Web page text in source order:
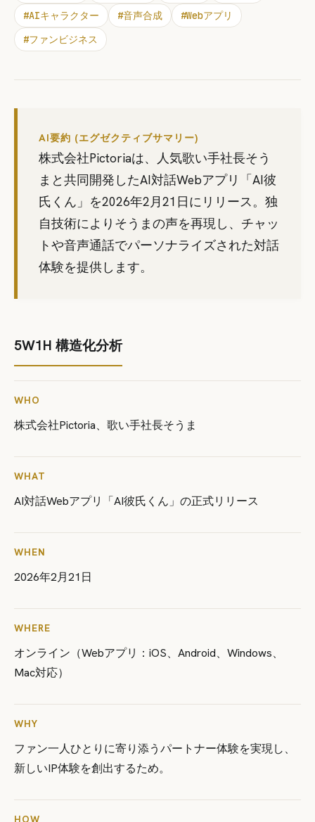
#AIキャラクター #音声合成 #Webアプリ
#ファンビジネス
AI要約 (エグゼクティブサマリー)
株式会社Pictoriaは、人気歌い手社長そう
まと共同開発したAI対話Webアプリ「AI彼
氏くん」を2026年2月21日にリリース。独
自技術によりそうまの声を再現し、チャッ
トや音声通話でパーソナライズされた対話
体験を提供します。
5W1H 構造化分析
WHO
株式会社Pictoria、歌い手社長そうま
WHAT
AI対話Webアプリ「AI彼氏くん」の正式リリース
WHEN
2026年2月21日
WHERE
オンライン（Webアプリ：iOS、Android、Windows、
Mac対応）
WHY
ファン一人ひとりに寄り添うパートナー体験を実現し、
新しいIP体験を創出するため。
HOW